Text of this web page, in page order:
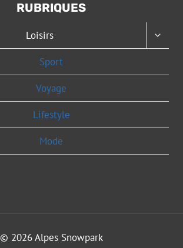
RUBRIQUES
Loisirs
Sport
Voyage
Lifestyle
Mode
© 2026 Alpes Snowpark